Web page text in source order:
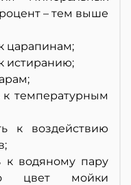
– тем выше
царапинам;
истиранию;
к температурным
к воздействию
к водяному пару
цвет мойки